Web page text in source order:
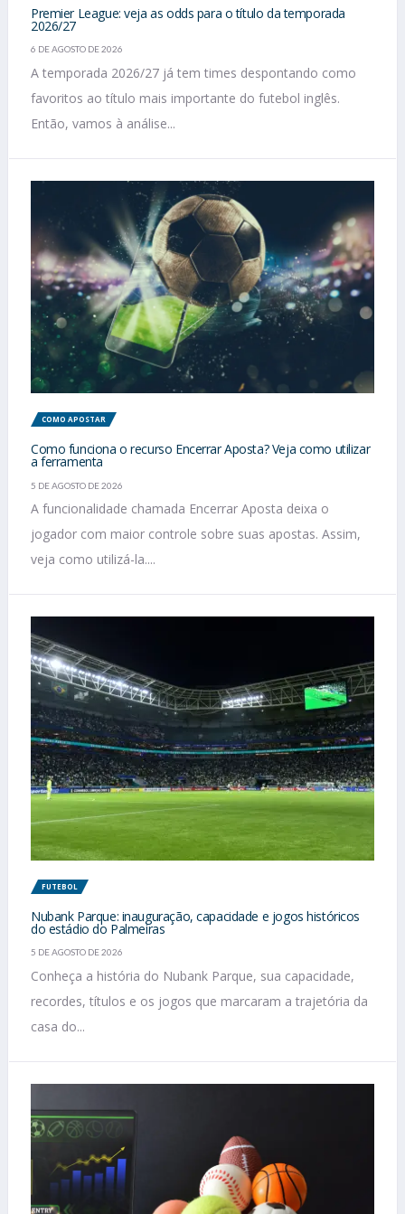
Premier League: veja as odds para o título da temporada
2026/27
6 DE AGOSTO DE 2026
A temporada 2026/27 já tem times despontando como
favoritos ao título mais importante do futebol inglês.
Então, vamos à análise...
COMO APOSTAR
Como funciona o recurso Encerrar Aposta? Veja como utilizar
a ferramenta
5 DE AGOSTO DE 2026
A funcionalidade chamada Encerrar Aposta deixa o
jogador com maior controle sobre suas apostas. Assim,
veja como utilizá-la....
FUTEBOL
Nubank Parque: inauguração, capacidade e jogos históricos
do estádio do Palmeiras
5 DE AGOSTO DE 2026
Conheça a história do Nubank Parque, sua capacidade,
recordes, títulos e os jogos que marcaram a trajetória da
casa do...